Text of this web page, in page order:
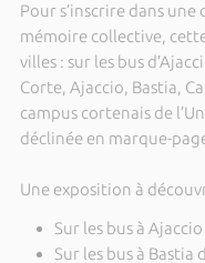
Pour s’inscrire dans
mémoire collective,
villes : sur les bus
Corte, Ajaccio, Bastia,
campus cortenais de
déclinée en marque-
Une exposition à
Sur les bus à
Sur les bus à Bastia